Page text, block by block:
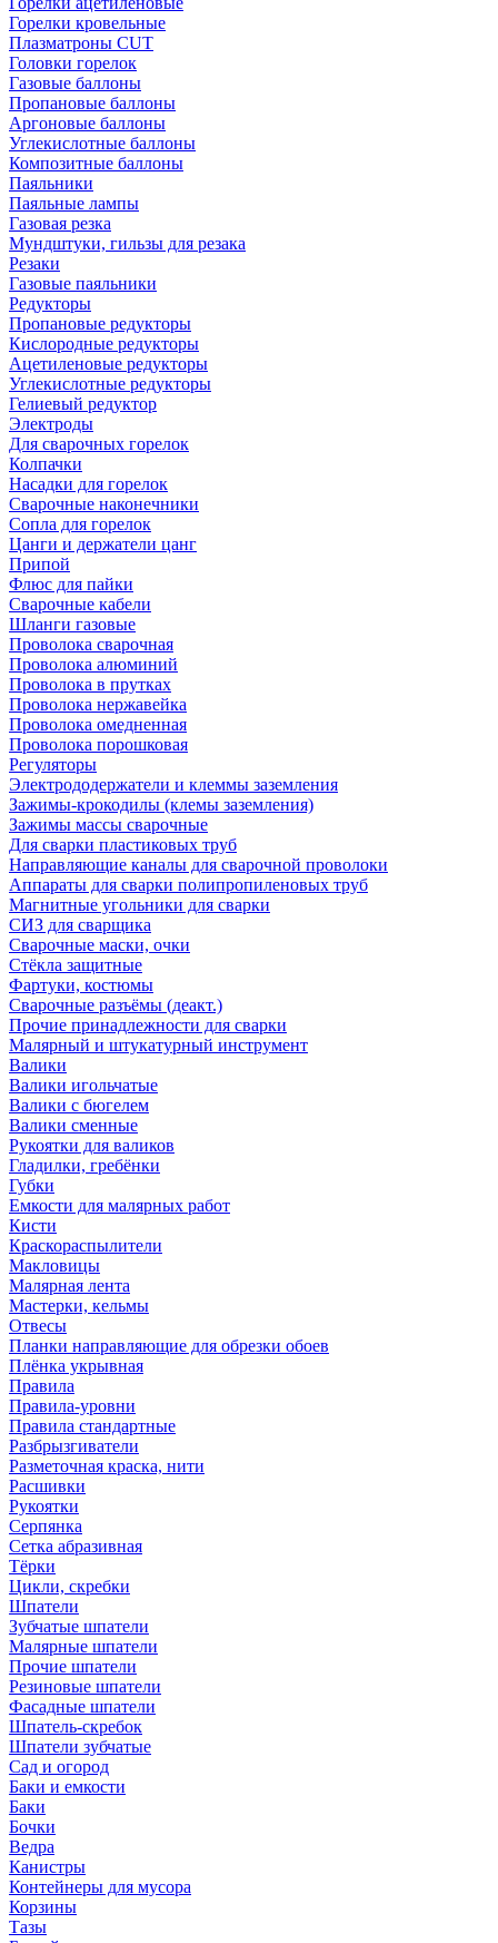
Горелки кровельные
Плазматроны CUT
Головки горелок
Газовые баллоны
Пропановые баллоны
Аргоновые баллоны
Углекислотные баллоны
Композитные баллоны
Паяльники
Паяльные лампы
Газовая резка
Мундштуки, гильзы для резака
Резаки
Газовые паяльники
Редукторы
Пропановые редукторы
Кислородные редукторы
Ацетиленовые редукторы
Углекислотные редукторы
Гелиевый редуктор
Электроды
Для сварочных горелок
Колпачки
Насадки для горелок
Сварочные наконечники
Сопла для горелок
Цанги и держатели цанг
Припой
Флюс для пайки
Сварочные кабели
Шланги газовые
Проволока сварочная
Проволока алюминий
Проволока в прутках
Проволока нержавейка
Проволока омедненная
Проволока порошковая
Регуляторы
Электрододержатели и клеммы заземления
Зажимы-крокодилы (клемы заземления)
Зажимы массы сварочные
Для сварки пластиковых труб
Направляющие каналы для сварочной проволоки
Аппараты для сварки полипропиленовых труб
Магнитные угольники для сварки
СИЗ для сварщика
Сварочные маски, очки
Стёкла защитные
Фартуки, костюмы
Сварочные разъёмы (деакт.)
Прочие принадлежности для сварки
Малярный и штукатурный инструмент
Валики
Валики игольчатые
Валики с бюгелем
Валики сменные
Рукоятки для валиков
Гладилки, гребёнки
Губки
Емкости для малярных работ
Кисти
Краскораспылители
Макловицы
Малярная лента
Мастерки, кельмы
Отвесы
Планки направляющие для обрезки обоев
Плёнка укрывная
Правила
Правила-уровни
Правила стандартные
Разбрызгиватели
Разметочная краска, нити
Расшивки
Рукоятки
Серпянка
Сетка абразивная
Тёрки
Цикли, скребки
Шпатели
Зубчатые шпатели
Малярные шпатели
Прочие шпатели
Резиновые шпатели
Фасадные шпатели
Шпатель-скребок
Шпатели зубчатые
Сад и огород
Баки и емкости
Баки
Бочки
Ведра
Канистры
Контейнеры для мусора
Корзины
Тазы